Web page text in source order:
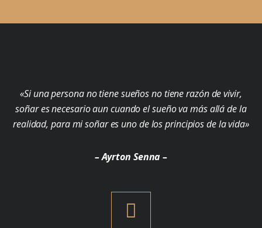
«Si una persona no tiene sueños no tiene razón de vivir,
soñar es necesario aun cuando el sueño va más allá de la
realidad, para mi soñar es uno de los principios de la vida»
– Ayrton Senna –